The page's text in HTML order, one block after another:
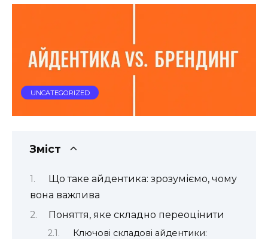
UNCATEGORIZED
Зміст
Що таке айдентика: зрозуміємо, чому
вона важлива
Поняття, яке складно переоцінити
Ключові складові айдентики: